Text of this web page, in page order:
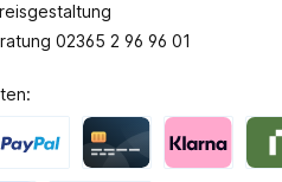
02365 2 96 96 01